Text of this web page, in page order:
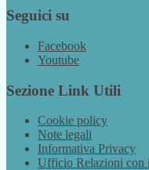
Seguici su
Facebook
Youtube
Sezione Link Utili
Cookie policy
Note legali
Informativa Privacy
Ufficio Relazioni con